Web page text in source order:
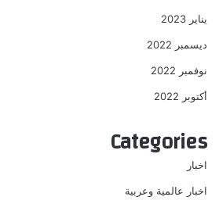
يناير 2023
ديسمبر 2022
نوفمبر 2022
أكتوبر 2022
Categories
اخبار
اخبار عالمية وعربية